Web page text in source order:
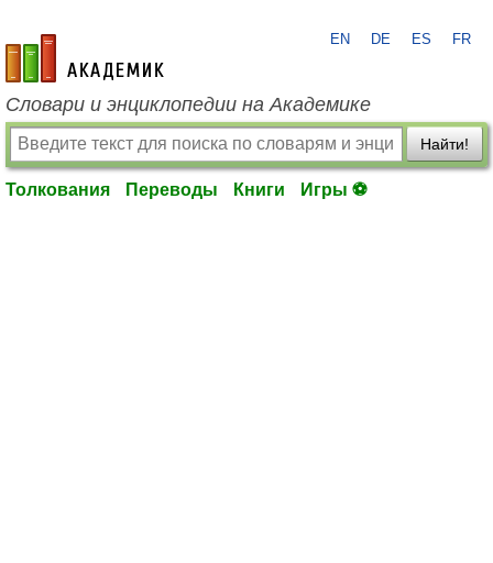
academic.ru
EN DE ES FR
Словари и энциклопедии на Академике
Найти!
Толкования Переводы Книги Игры ⚽